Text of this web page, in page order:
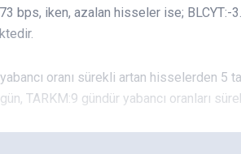
bps, iken, azalan hisseler ise; BLCYT:-
oranı sürekli artan hisselerden 5
TARKM:9 gündür yabancı oranları